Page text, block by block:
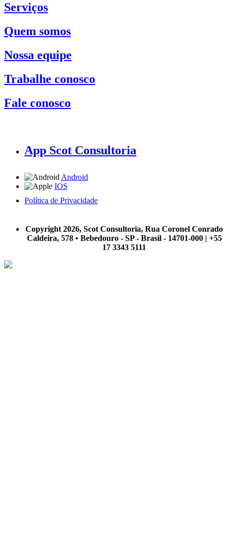
Serviços
Quem somos
Nossa equipe
Trabalhe conosco
Fale conosco
App Scot Consultoria
Android
IOS
Política de Privacidade
Copyright 2026, Scot Consultoria, Rua Coronel Conrado
Caldeira, 578 • Bebedouro - SP - Brasil - 14701-000 | +55
17 3343 5111